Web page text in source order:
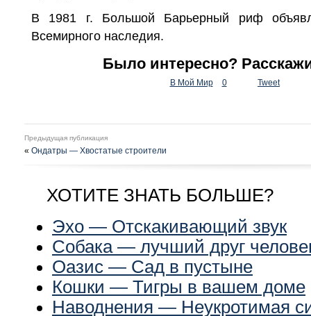
В 1981 г. Большой Барьерный риф
Всемирного наследия.
Было интересно?
В Мой Мир 0 Tweet
Предыдущая публикация
« Ондатры — Хвостатые строители
ХОТИТЕ ЗНАТЬ БОЛЬШЕ?
Эхо — Отскакивающий звук
Собака — лучший друг
Оазис — Сад в пустыне
Кошки — Тигры в вашем доме
Наводнения — Неукротимая